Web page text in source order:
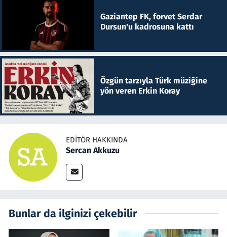
Gaziantep FK, forvet Serdar
Dursun'u kadrosuna kattı
Özgün tarzıyla Türk müziğine
yön veren Erkin Koray
EDITÖR HAKKINDA
Sercan Akkuzu
Bunlar da ilginizi çekebilir